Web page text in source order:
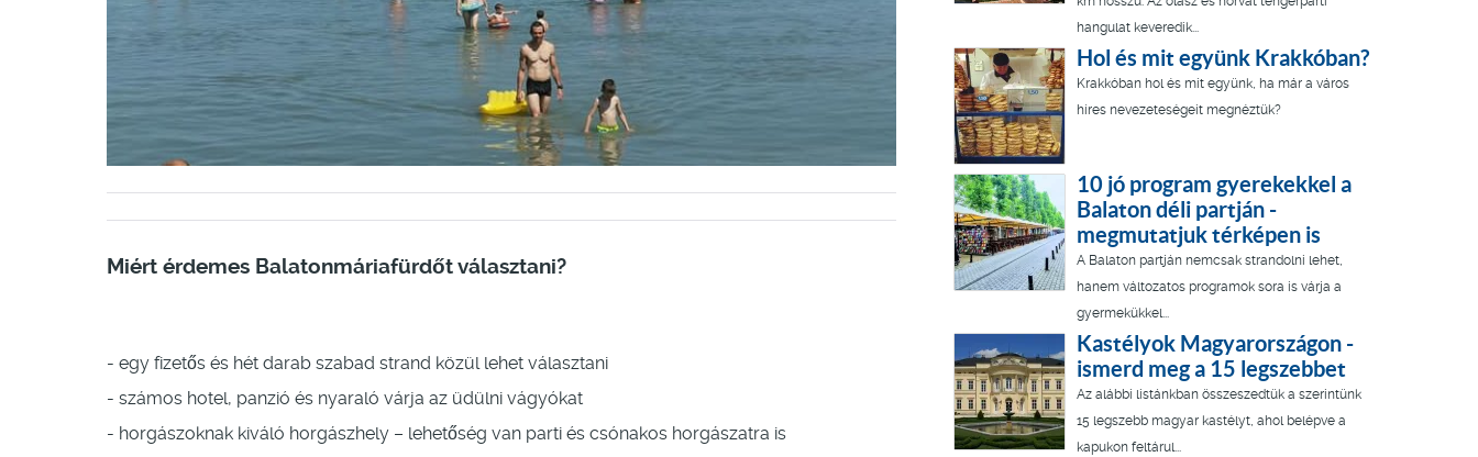
Miért érdemes Balatonmáriafürdőt választani?
- egy fizetős és hét darab szabad strand közül lehet választani
- számos hotel, panzió és nyaraló várja az üdülni vágyókat
- horgászoknak kiváló horgászhely – lehetőség van parti és csónakos horgászatra is
hangulat keveredik...
Hol és mit együnk Krakkóban?
Krakkóban hol és mit együnk, ha már a város
híres nevezeteségeit megnéztük?
10 jó program gyerekekkel a
Balaton déli partján -
megmutatjuk térképen is
A Balaton partján nemcsak strandolni lehet,
hanem változatos programok sora is várja a
gyermekükkel...
Kastélyok Magyarországon -
ismerd meg a 15 legszebbet
Az alábbi listánkban összeszedtük a szerintünk
15 legszebb magyar kastélyt, ahol belépve a
kapukon feltárul...